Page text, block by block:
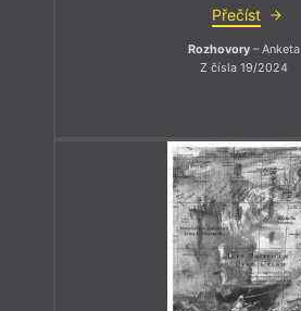
Přečíst
Rozhovory– Anketa
Z čísla 19/2024